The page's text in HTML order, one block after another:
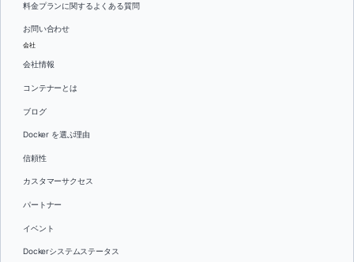
料金プランに関するよくある質問
お問い合わせ
会社
会社情報
コンテナーとは
ブログ
Docker を選ぶ理由
信頼性
カスタマーサクセス
パートナー
イベント
Dockerシステムステータス